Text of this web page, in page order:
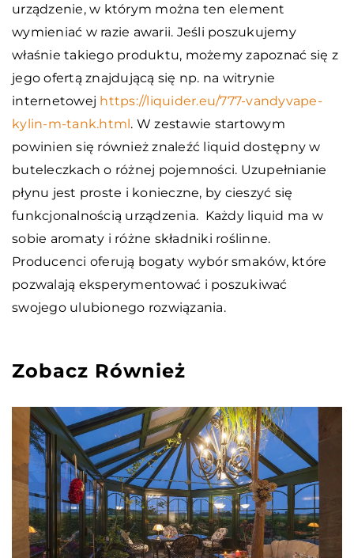
urządzenie, w którym można ten element
wymieniać w razie awarii. Jeśli poszukujemy
właśnie takiego produktu, możemy zapoznać się z
jego ofertą znajdującą się np. na witrynie
internetowej https://liquider.eu/777-vandyvape-
kylin-m-tank.html. W zestawie startowym
powinien się również znaleźć liquid dostępny w
buteleczkach o różnej pojemności. Uzupełnianie
płynu jest proste i konieczne, by cieszyć się
funkcjonalnością urządzenia. Każdy liquid ma w
sobie aromaty i różne składniki roślinne.
Producenci oferują bogaty wybór smaków, które
pozwalają eksperymentować i poszukiwać
swojego ulubionego rozwiązania.
Zobacz Również